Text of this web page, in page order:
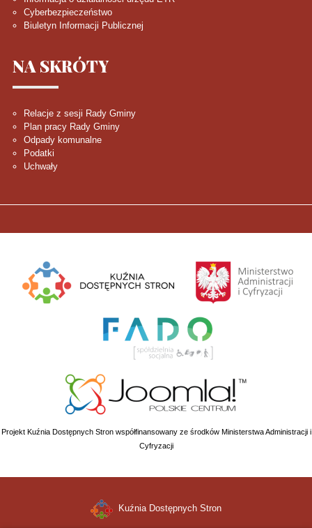
Cyberbezpieczeństwo
Biuletyn Informacji Publicznej
NA SKRÓTY
Relacje z sesji Rady Gminy
Plan pracy Rady Gminy
Odpady komunalne
Podatki
Uchwały
Projekt Kuźnia Dostępnych Stron współfinansowany ze środków Ministerstwa Administracji i
Cyfryzacji
Kuźnia Dostępnych Stron